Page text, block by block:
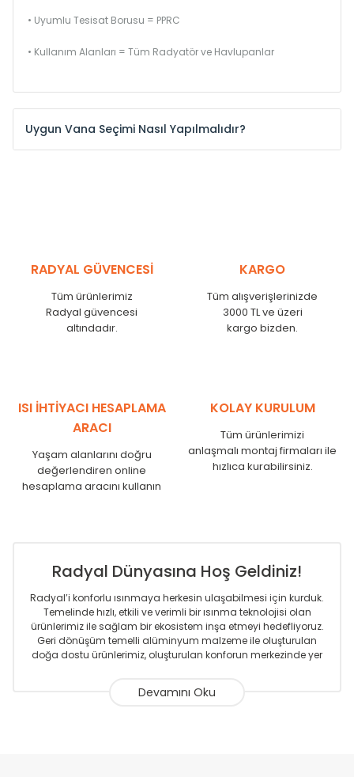
• Uyumlu Tesisat Borusu = PPRC
• Kullanım Alanları = Tüm Radyatör ve Havlupanlar
Uygun Vana Seçimi Nasıl Yapılmalıdır?
Pex Tesisat Boruları
RADYAL GÜVENCESİ
Tüm ürünlerimiz
Radyal güvencesi
altındadır.
KARGO
Tüm alışverişlerinizde
3000 TL ve üzeri
kargo bizden.
ISI İHTİYACI HESAPLAMA
ARACI
Yaşam alanlarını doğru
değerlendiren online
hesaplama aracını kullanın
KOLAY KURULUM
Tüm ürünlerimizi
anlaşmalı montaj firmaları ile
hızlıca kurabilirsiniz.
Radyal Dünyasına Hoş Geldiniz!
Radyal’i konforlu ısınmaya herkesin ulaşabilmesi için kurduk.
Temelinde hızlı, etkili ve verimli bir ısınma teknolojisi olan
ürünlerimiz ile sağlam bir ekosistem inşa etmeyi hedefliyoruz.
Geri dönüşüm temelli alüminyum malzeme ile oluşturulan
doğa dostu ürünlerimiz, oluşturulan konforun merkezinde yer
Sizlere sunmakta olduğumuz Alüminyum Radyatör ve